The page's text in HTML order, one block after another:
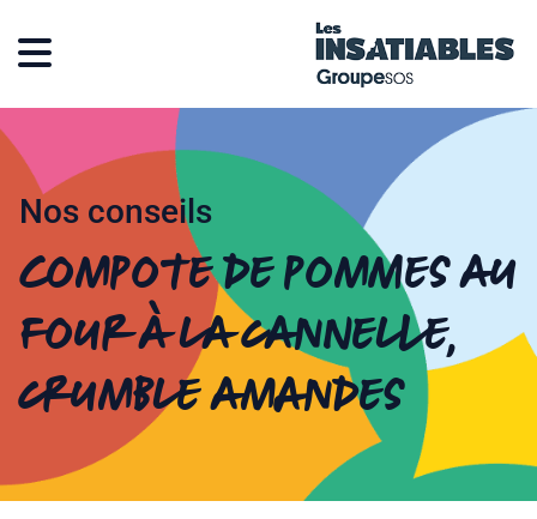
Nos conseils
Compote de pommes au
four à la cannelle,
crumble amandes